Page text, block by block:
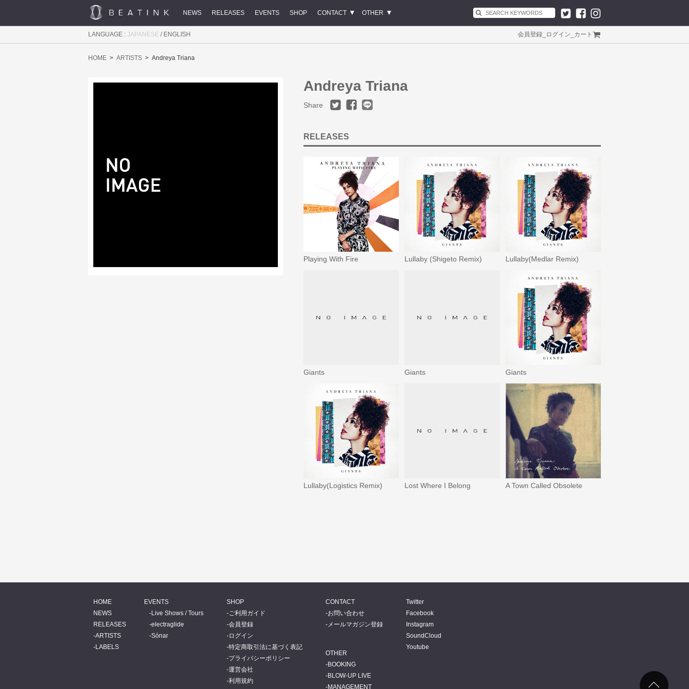
NEWS RELEASES EVENTS SHOP CONTACT OTHER
LANGUAGE : JAPANESE / ENGLISH 会員登録 ログイン カート
HOME ARTISTS Andreya Triana
Andreya Triana
Share
RELEASES
Playing With Fire Lullaby (Shigeto Remix) Lullaby(Medlar Remix)
Giants Giants Giants
Lullaby(Logistics Remix) Lost Where I Belong A Town Called Obsolete
HOME
NEWS
RELEASES
ARTISTS
LABELS
EVENTS
Live Shows / Tours
electraglide
Sónar
SHOP
ご利用ガイド
会員登録
ログイン
特定商取引法に基づく表記
プライバシーポリシー
運営会社
利用規約
CONTACT
お問い合わせ
メールマガジン登録
OTHER
BOOKING
BLOW-UP LIVE
MANAGEMENT
Twitter
Facebook
Instagram
SoundCloud
Youtube